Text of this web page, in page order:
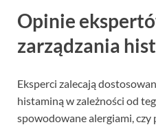
Opinie
zarządzania
Eksperci zalecają
histaminą w zależności od
spowodowane alergiami, czy